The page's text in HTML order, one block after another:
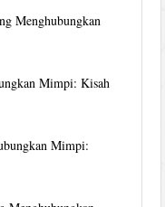
Menghubungkan
Mimpi: Kisah
Mimpi: